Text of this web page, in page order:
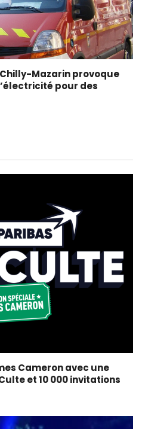
Mazarin provoque
pour des
Cameron avec une
et 10 000 invitations